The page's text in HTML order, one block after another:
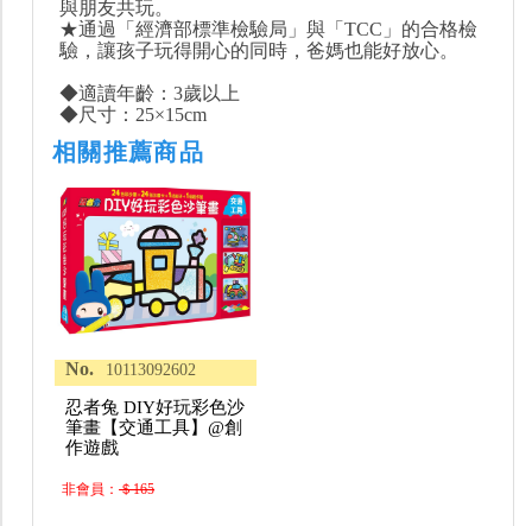
與朋友共玩。
★通過「經濟部標準檢驗局」與「TCC」的合格檢
驗，讓孩子玩得開心的同時，爸媽也能好放心。
◆適讀年齡：3歲以上
◆尺寸：25×15cm
相關推薦商品
No. 10113092602
忍者兔 DIY好玩彩色沙
筆畫【交通工具】@創
作遊戲
非會員：＄165